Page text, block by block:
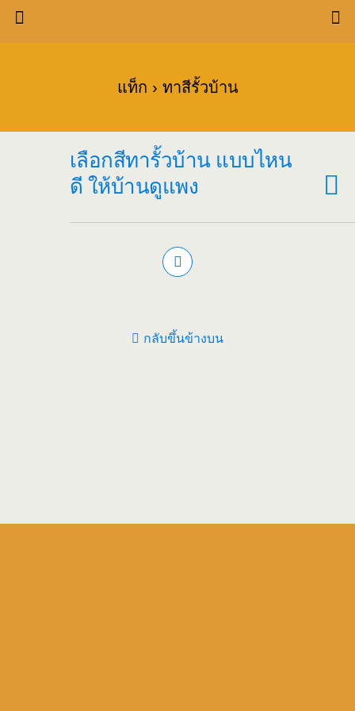
แท็ก › ทาสีรั้วบ้าน
เลือกสีทารั้วบ้าน แบบไหน
ดี ให้บ้านดูแพง
กลับขึ้นข้างบน